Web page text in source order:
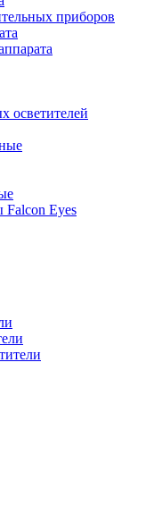
приборов
осветителей
Eyes